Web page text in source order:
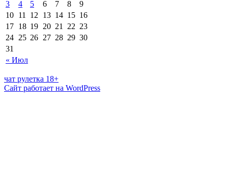
« Июл
3 4 5 6 7 8
9
10 11 12 13 14 15 16
17 18 19 20 21 22 23
24 25 26 27 28 29 30
31
чат рулетка 18+
Сайт работает на WordPress